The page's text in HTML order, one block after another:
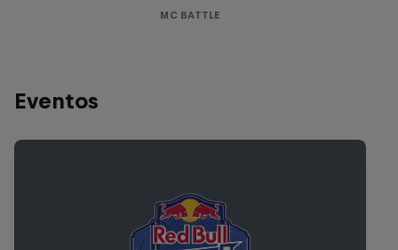
MC BATTLE
Eventos